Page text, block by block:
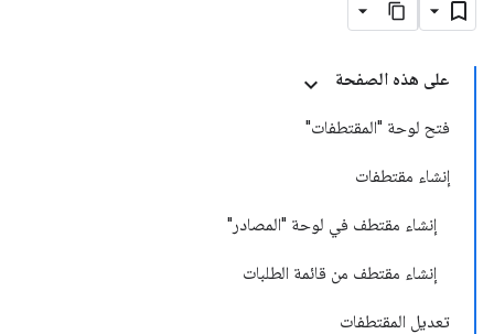
على هذه الصفحة
فتح لوحة "المقتطفات"
إنشاء مقتطفات
إنشاء مقتطف في لوحة "المصادر"
إنشاء مقتطف من قائمة الطلبات
تعديل المقتطفات